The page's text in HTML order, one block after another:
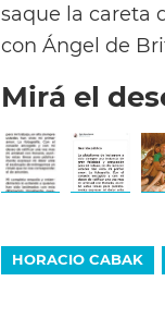
saque la careta
con Ángel de
Mirá el
HORACIO CABAK